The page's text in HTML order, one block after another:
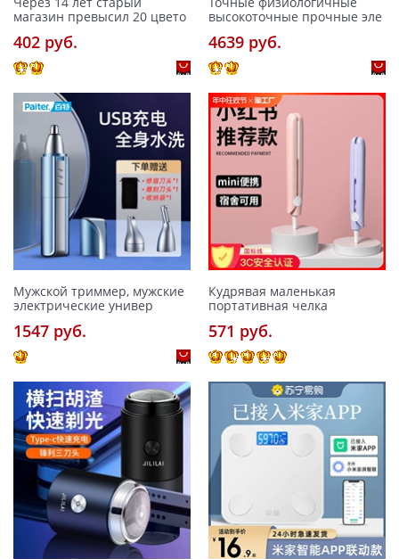
магазин превысил 20 цвето
402 pуб.
высокоточные прочные эле
4639 pуб.
Мужской триммер, мужские
электрические универ
1547 pуб.
Кудрявая маленькая
портативная челка
571 pуб.